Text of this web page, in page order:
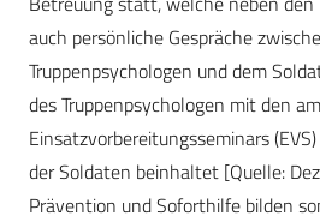
auch persönliche Gespräche
Truppenpsychologen und dem
des Truppenpsychologen mit den
Einsatzvorbereitungsseminars
der Soldaten beinhaltet [Quelle:
Prävention und Soforthilfe bilden